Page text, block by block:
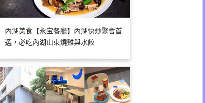
內湖美食【永宝餐廳】內湖快炒聚會首
選，必吃內湖山東燒雞與水餃